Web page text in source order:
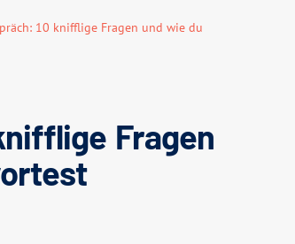
10 knifflige Fragen und wie du
Fragen